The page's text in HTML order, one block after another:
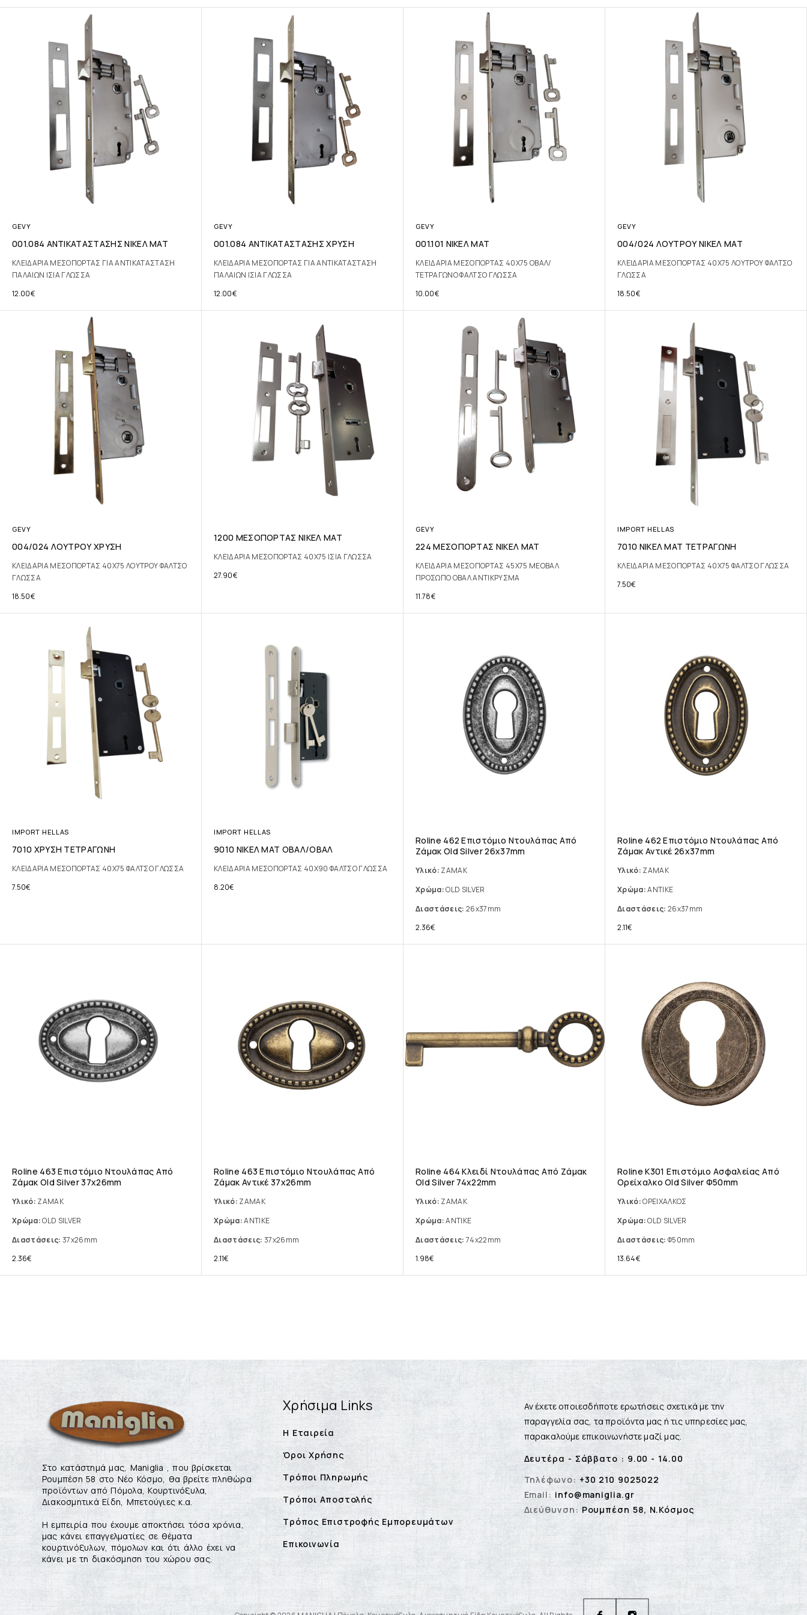
GEVY
001.084 ΑΝΤΙΚΑΤΑΣΤΑΣΗΣ ΝΙΚΕΛ ΜΑΤ
ΚΛΕΙΔΑΡΙΑ ΜΕΣΟΠΟΡΤΑΣ ΓΙΑ ΑΝΤΙΚΑΤΑΣΤΑΣΗ
ΠΑΛΑΙΩΝ ΙΣΙΑ ΓΛΩΣΣΑ
12.00€
GEVY
001.084 ΑΝΤΙΚΑΤΑΣΤΑΣΗΣ ΧΡΥΣΗ
ΚΛΕΙΔΑΡΙΑ ΜΕΣΟΠΟΡΤΑΣ ΓΙΑ ΑΝΤΙΚΑΤΑΣΤΑΣΗ
ΠΑΛΑΙΩΝ ΙΣΙΑ ΓΛΩΣΣΑ
12.00€
GEVY
001.101 ΝΙΚΕΛ ΜΑΤ
ΚΛΕΙΔΑΡΙΑ ΜΕΣΟΠΟΡΤΑΣ 40Χ75 ΟΒΑΛ/
ΤΕΤΡΑΓΩΝΟ ΦΑΛΤΣΟ ΓΛΩΣΣΑ
10.00€
GEVY
004/024 ΛΟΥΤΡΟΥ ΝΙΚΕΛ ΜΑΤ
ΚΛΕΙΔΑΡΙΑ ΜΕΣΟΠΟΡΤΑΣ 40Χ75 ΛΟΥΤΡΟΥ ΦΑΛΤΣΟ
ΓΛΩΣΣΑ
18.50€
GEVY
004/024 ΛΟΥΤΡΟΥ ΧΡΥΣΗ
ΚΛΕΙΔΑΡΙΑ ΜΕΣΟΠΟΡΤΑΣ 40Χ75 ΛΟΥΤΡΟΥ ΦΑΛΤΣΟ
ΓΛΩΣΣΑ
18.50€
1200 ΜΕΣΟΠΟΡΤΑΣ ΝΙΚΕΛ ΜΑΤ
ΚΛΕΙΔΑΡΙΑ ΜΕΣΟΠΟΡΤΑΣ 40Χ75 ΙΣΙΑ ΓΛΩΣΣΑ
27.90€
GEVY
224 ΜΕΣΟΠΟΡΤΑΣ ΝΙΚΕΛ ΜΑΤ
ΚΛΕΙΔΑΡΙΑ ΜΕΣΟΠΟΡΤΑΣ 45Χ75 ΜΕΟΒΑΛ
ΠΡΟΣΩΠΟ ΟΒΑΛ ΑΝΤΙΚΡΥΣΜΑ
11.78€
IMPORT HELLAS
7010 ΝΙΚΕΛ ΜΑΤ ΤΕΤΡΑΓΩΝΗ
ΚΛΕΙΔΑΡΙΑ ΜΕΣΟΠΟΡΤΑΣ 40Χ75 ΦΑΛΤΣΟ ΓΛΩΣΣΑ
7.50€
IMPORT HELLAS
7010 ΧΡΥΣΗ ΤΕΤΡΑΓΩΝΗ
ΚΛΕΙΔΑΡΙΑ ΜΕΣΟΠΟΡΤΑΣ 40Χ75 ΦΑΛΤΣΟ ΓΛΩΣΣΑ
7.50€
IMPORT HELLAS
9010 ΝΙΚΕΛ ΜΑΤ ΟΒΑΛ/ΟΒΑΛ
ΚΛΕΙΔΑΡΙΑ ΜΕΣΟΠΟΡΤΑΣ 40Χ90 ΦΑΛΤΣΟ ΓΛΩΣΣΑ
8.20€
Roline 462 Επιστόμιο Ντουλάπας Από
Ζάμακ Old Silver 26x37mm
Υλικό: ΖΑΜΑΚ
Χρώμα:OLD SILVER
Διαστάσεις: 26x37mm
2.36€
Roline 462 Επιστόμιο Ντουλάπας Από
Ζάμακ Αντικέ 26x37mm
Υλικό: ΖΑΜΑΚ
Χρώμα:ΑΝΤΙΚΕ
Διαστάσεις: 26x37mm
2.11€
Roline 463 Επιστόμιο Ντουλάπας Από
Ζάμακ Old Silver 37x26mm
Υλικό: ΖΑΜΑΚ
Χρώμα:OLD SILVER
Διαστάσεις: 37x26mm
2.36€
Roline 463 Επιστόμιο Ντουλάπας Από
Ζάμακ Αντικέ 37x26mm
Υλικό: ΖΑΜΑΚ
Χρώμα:ΑΝΤΙΚΕ
Διαστάσεις: 37x26mm
2.11€
Roline 464 Κλειδί Ντουλάπας Από Ζάμακ
Old Silver 74x22mm
Υλικό: ΖΑΜΑΚ
Χρώμα:ΑΝΤΙΚΕ
Διαστάσεις: 74x22mm
1.98€
Roline Κ301 Επιστόμιο Ασφαλείας Από
Ορείχαλκο Old Silver Φ50mm
Υλικό:ΟΡΕΙΧΑΛΚΟΣ
Χρώμα:OLD SILVER
Διαστάσεις: Φ50mm
13.64€
Στο κατάστημά μας, Maniglia , που βρίσκεται
Ρουμπέση 58 στο Νέο Κόσμο, θα βρείτε πληθώρα
προϊόντων από Πόμολα, Κουρτινόξυλα,
Διακοσμητικά Είδη, Μπετούγιες κ.α.
Η εμπειρία που έχουμε αποκτήσει τόσα χρόνια,
μας κάνει επαγγελματίες σε θέματα
κουρτινόξυλων, πόμολων και ότι άλλο έχει να
κάνει με τη διακόσμηση του χώρου σας.
Χρήσιμα Links
Η Εταιρεία
Όροι Χρήσης
Τρόποι Πληρωμής
Τρόποι Αποστολής
Τρόπος Επιστροφής Εμπορευμάτων
Επικοινωνία
Αν έχετε οποιεσδήποτε ερωτήσεις σχετικά με την
παραγγελία σας, τα προϊόντα μας ή τις υπηρεσίες μας,
παρακαλούμε επικοινωνήστε μαζί μας.
Δευτέρα - Σάββατο : 9.00 - 14.00
Τηλέφωνο: +30 210 9025022
Email: info@maniglia.gr
Διεύθυνση: Ρουμπέση 58, Ν.Κόσμος